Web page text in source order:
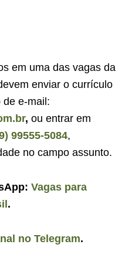
em uma das vagas da
enviar o currículo
de e-mail:
, ou entrar em
99555-5084,
no campo assunto.
Vagas para
.
no Telegram.